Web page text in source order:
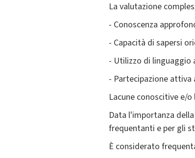
La valutazione
- Conoscenza
- Capacità di sapersi
- Utilizzo di linguaggio
- Partecipazione attiva
Lacune conoscitive e/
Data l'importanza
frequentanti e per gli
È considerato